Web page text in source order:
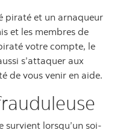
piraté et un arnaqueur
et les membres de
votre compte, le
s’attaquer aux
de vous venir en aide.
survient lorsqu’un soi-